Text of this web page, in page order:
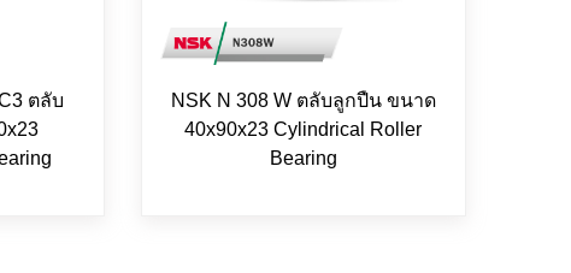
ตลับ
NSK N 308 W ตลับลูกปืน ขนาด
40x90x23 Cylindrical Roller
Bearing